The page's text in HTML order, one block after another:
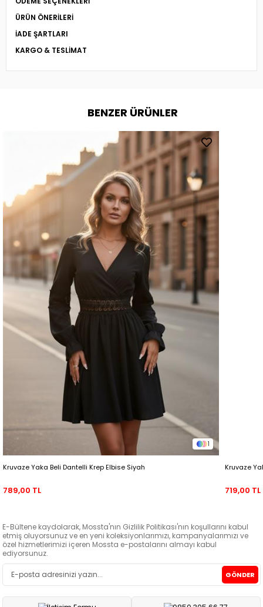
ÜRÜN ÖNERILERI
İADE ŞARTLARI
KARGO & TESLIMAT
BENZER ÜRÜNLER
1
Kruvaze Yaka Beli Dantelli Krep Elbise Siyah
789,00 TL
Kruvaze
719,00 TL
E-Bültene kaydolarak, Mossta'nın Gizlilik Politikası'nın koşullarını kabul
etmiş oluyorsunuz ve en yeni koleksiyonlarımızı, kampanyalarımızı ve
özel hizmetlerimizi içeren Mossta e-postalarını almayı kabul
ediyorsunuz.
GÖNDER